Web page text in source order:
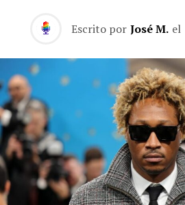
Escrito por José M. el